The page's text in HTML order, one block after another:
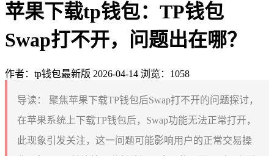
苹果下载tp钱包：TP钱包
Swap打不开，问题出在哪？
作者：tp钱包最新版 2026-04-14 浏览：1058
导读：
聚焦苹果下载TP钱包后Swap打不开的问题探讨，
在苹果系统上下载TP钱包后，Swap功能无法正常打开，
此现象引发关注，这一问题可能影响用户的正常交易操